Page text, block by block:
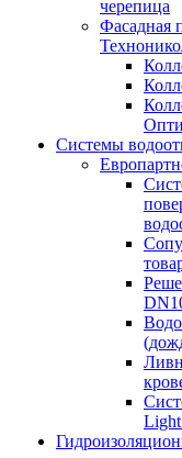
черепица
Фасадная
Системы